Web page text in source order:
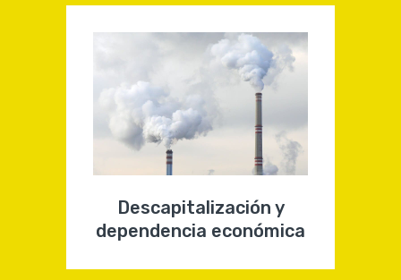
Descapitalización y
dependencia económica